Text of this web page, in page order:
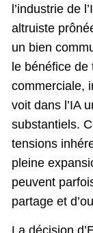
l’industrie de
altruiste
un bien
le bénéfice de
commerciale,
voit dans l’IA
substantiels.
tensions
pleine
peuvent
partage et